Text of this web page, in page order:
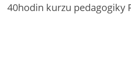
FOTOALBUM
40hodin kurzu pedagogiky